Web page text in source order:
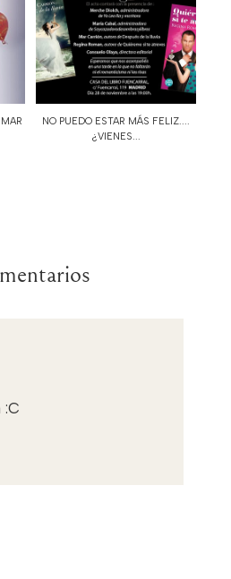
NO PUEDO ESTAR MÁS FELIZ....
¿VIENES...
:C